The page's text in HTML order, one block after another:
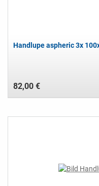
Handlupe aspheric 3x
82,00 €